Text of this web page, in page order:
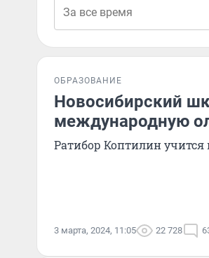
ОБРАЗОВАНИЕ
Новосибирский
международную
Ратибор Коптилин
3 марта, 2024, 11:05 22 728